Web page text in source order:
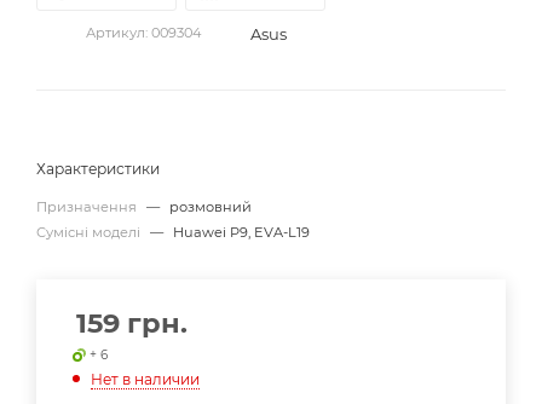
Артикул: 009304 Asus
Характеристики
Призначення —
розмовний
Сумісні моделі
— Huawei P9, EVA-L19
159 грн.
+ 6
Нет в наличии